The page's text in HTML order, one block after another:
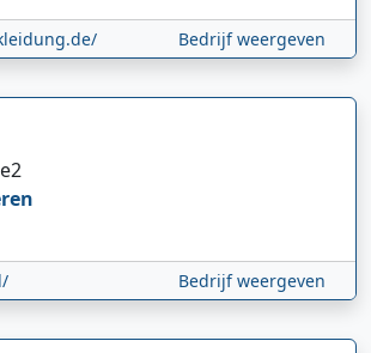
Bedrijf weergeven
2
Bedrijf weergeven